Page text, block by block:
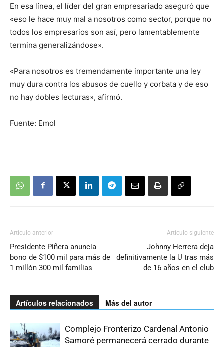
En esa línea, el líder del gran empresariado aseguró que
«eso le hace muy mal a nosotros como sector, porque no
todos los empresarios son así, pero lamentablemente
termina generalizándose».
«Para nosotros es tremendamente importante una ley
muy dura contra los abusos de cuello y corbata y de eso
no hay dobles lecturas», afirmó.
Fuente: Emol
Artículo anterior
Presidente Piñera anuncia
bono de $100 mil para más de
1 millón 300 mil familias
Artículo siguiente
Johnny Herrera deja
definitivamente la U tras más
de 16 años en el club
Artículos relacionados Más del autor
Complejo Fronterizo Cardenal Antonio
Samoré permanecerá cerrado durante